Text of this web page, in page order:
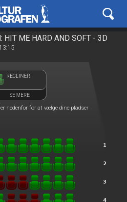
HIT ME HARD AND SOFT - 3D
RECLINER
SE MERE
nedenfor for at vælge dine pladser
temp 011720